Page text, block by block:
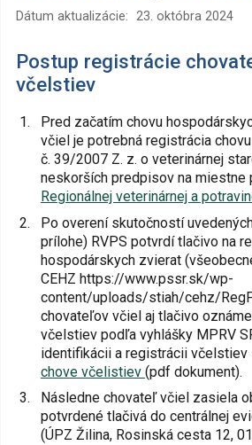
Dátum aktualizácie: 23. októbra 2024
Postup registrácie
včelstiev
Pred začatím chovu
včiel je potrebná registrácia
č. 39/2007 Z. z. o veterinárnej
neskorších predpisov na miestne
Regionálnej veterinárnej a
Po overení skutočností
prílohe) RVPS potvrdí tlačivo na
hospodárskych zvierat
CEHZ https://www.pssr.sk/wp-
content/uploads/stiah/cehz/
chovateľov včiel aj tlačivo
včelstiev podľa vyhlášky MPRV
identifikácii a registrácii včelstiev
chove včelistiev (pdf dokument).
Následne chovateľ včiel zasiela
potvrdené tlačivá do centrálnej
(ÚPZ Žilina, Rosinská cesta 12,